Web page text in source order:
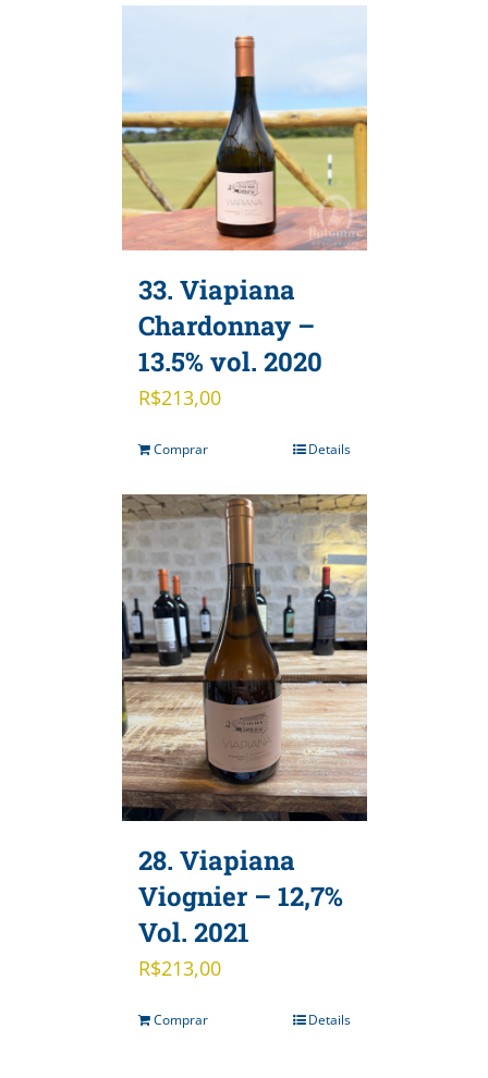
33. Viapiana
Chardonnay –
13.5% vol. 2020
R$213,00
Comprar Details
28. Viapiana
Viognier – 12,7%
Vol. 2021
R$213,00
Comprar Details